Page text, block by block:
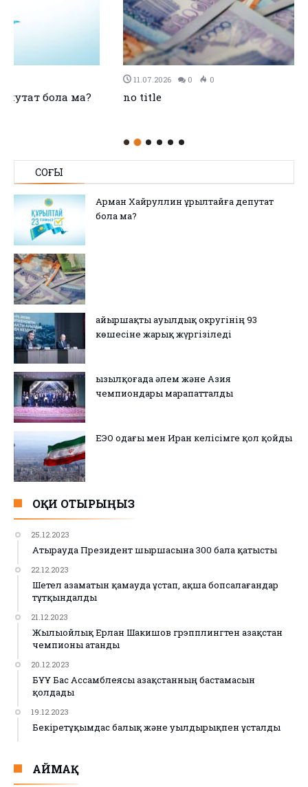
no title
СОҢҒЫ
Арман Хайруллин Құрылтайға депутат
бола ма?
Қайыршақты ауылдық округінің 93
көшесіне жарық жүргізіледі
Қызылқоғада әлем және Азия
чемпиондары марапатталды
ЕЭО одағы мен Иран келісімге қол қойды
ОҚИ ОТЫРЫҢЫЗ
25.12.2023
Атырауда Президент шыршасына 300 бала қатысты
22.12.2023
Шетел азаматын қамауда ұстап, ақша бопсалағандар
тұтқындалды
21.12.2023
Жылыойлық Ерлан Шакишов грэпплингтен Қазақстан
чемпионы атанды
20.12.2023
БҰҰ Бас Ассамблеясы Қазақстанның бастамасын
қолдады
19.12.2023
Бекіретұқымдас балық және уылдырықпен ұсталды
АЙМАҚ